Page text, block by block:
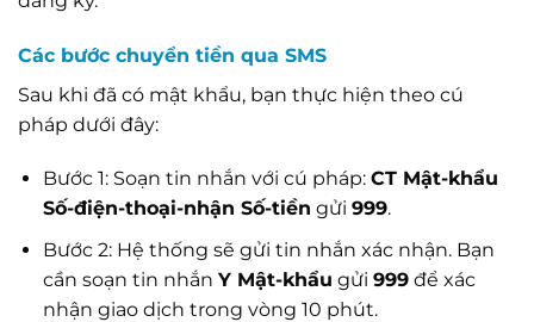
Các bước chuyển tiền qua SMS
Sau khi đã có mật khẩu, bạn thực hiện theo cú
pháp dưới đây:
Bước 1: Soạn tin nhắn với cú pháp: CT Mật-khẩu
Số-điện-thoại-nhận Số-tiền gửi 999.
Bước 2: Hệ thống sẽ gửi tin nhắn xác nhận. Bạn
cần soạn tin nhắn Y Mật-khẩu gửi 999để xác
nhận giao dịch trong vòng 10 phút.